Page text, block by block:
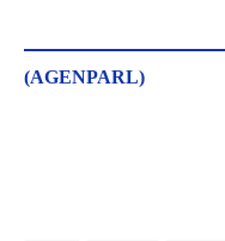
(AGENPARL)